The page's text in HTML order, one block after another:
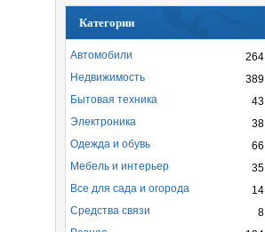
Категории
264
Автомобили
389
Недвижимость
43
Бытовая техника
38
Электроника
66
Одежда и обувь
35
Мебель и интерьер
14
Все для сада и огорода
8
Средства связи